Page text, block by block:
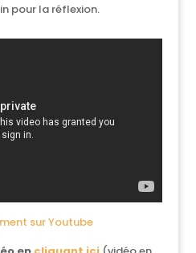
pour la réflexion.
sur Youtube